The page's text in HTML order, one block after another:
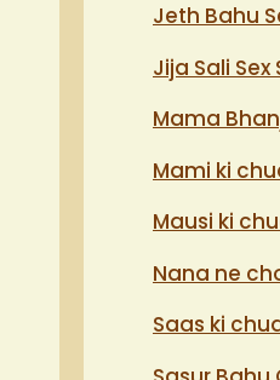
Jeth Bahu
Jija Sali Sex
Mama
Mami ki
Mausi ki
Nana ne
Saas ki